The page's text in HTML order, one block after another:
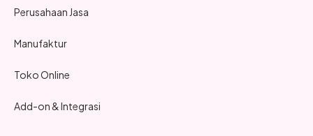
Perusahaan Jasa
Manufaktur
Toko Online
Add-on & Integrasi